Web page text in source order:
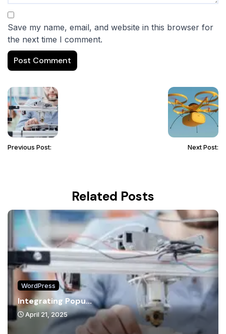
Save my name, email, and website in this browser for
the next time I comment.
Previous Post: Next Post:
Related Posts
WordPress
Integrating Popu...
April 21, 2025